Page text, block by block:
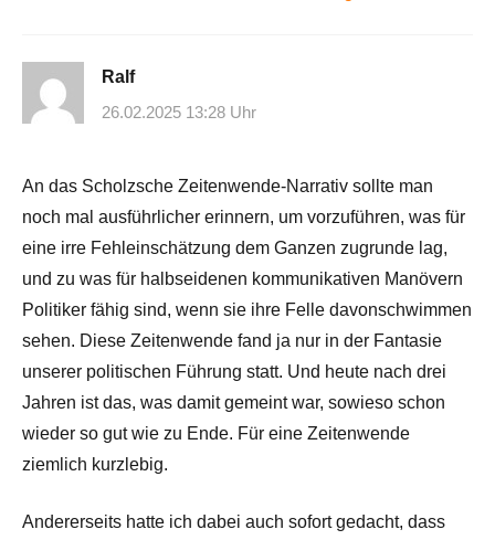
Ralf
26.02.2025 13:28 Uhr
An das Scholzsche Zeitenwende-Narrativ sollte man
noch mal ausführlicher erinnern, um vorzuführen, was für
eine irre Fehleinschätzung dem Ganzen zugrunde lag,
und zu was für halbseidenen kommunikativen Manövern
Politiker fähig sind, wenn sie ihre Felle davonschwimmen
sehen. Diese Zeitenwende fand ja nur in der Fantasie
unserer politischen Führung statt. Und heute nach drei
Jahren ist das, was damit gemeint war, sowieso schon
wieder so gut wie zu Ende. Für eine Zeitenwende
ziemlich kurzlebig.
Andererseits hatte ich dabei auch sofort gedacht, dass